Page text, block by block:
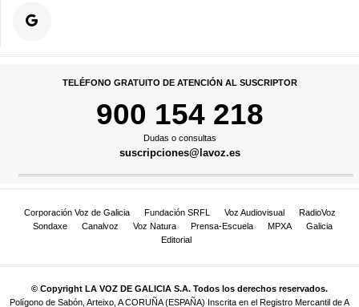
TELÉFONO GRATUITO DE ATENCIÓN AL SUSCRIPTOR
900 154 218
Dudas o consultas
suscripciones@lavoz.es
Corporación Voz de Galicia Fundación SRFL Voz Audiovisual
RadioVoz
Sondaxe
Canalvoz Voz Natura Prensa-Escuela MPXA
Galicia
Editorial
© Copyright LA VOZ DE GALICIA S.A. Todos los derechos reservados.
Polígono de Sabón, Arteixo, A CORUÑA (ESPAÑA) Inscrita en el Registro Mercantil de A